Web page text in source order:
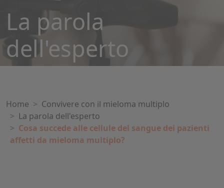
La parola
dell'esperto
Home
Convivere con il mieloma multiplo
La parola dell'esperto
Cosa succede alle cellule del sangue dei pazienti
affetti da mieloma multiplo?